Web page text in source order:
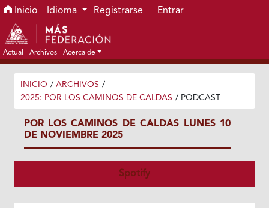
Ir al menú de navegación principal
Ir al contenido principal
Ir al pie de página del sitio
Inicio Idioma Registrarse Entrar
Actual Archivos Acerca de
INICIO / ARCHIVOS /
2025: POR LOS CAMINOS DE CALDAS / PODCAST
POR LOS CAMINOS DE CALDAS LUNES 10
DE NOVIEMBRE 2025
Spotify